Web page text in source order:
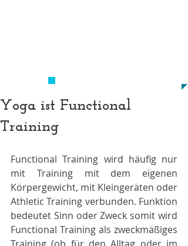
Yoga ist Functional
Training
Functional Training wird häufig nur
mit Training mit dem eigenen
Körpergewicht, mit Kleingeräten oder
Athletic Training verbunden. Funktion
bedeutet Sinn oder Zweck somit wird
Functional Training als zweckmäßiges